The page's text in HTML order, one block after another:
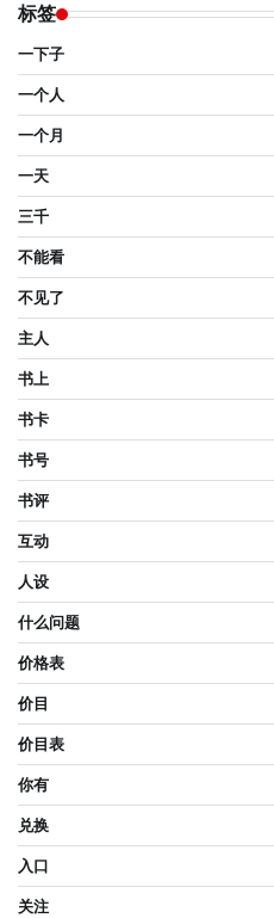
标签
一下子
一个人
一个月
一天
三千
不能看
不见了
主人
书上
书卡
书号
书评
互动
人设
什么问题
价格表
价目
价目表
你有
兑换
入口
关注